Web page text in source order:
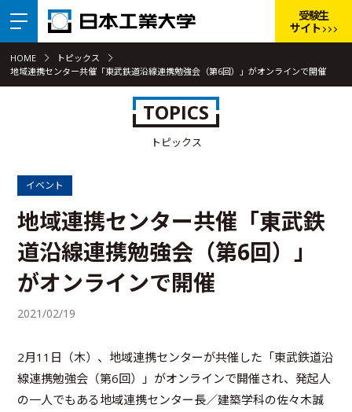
受験生
サイト
HOME
トピックス
地域連携センター共催「東武鉄道沿線連携勉強会（第6回）」がオンラインで開催
TOPICS
トピックス
イベント
地域連携センター共催「東武鉄
道沿線連携勉強会（第6回）」
がオンラインで開催
2021/02/19
2月11日（木）、地域連携センターが共催した「東武鉄道沿
線連携勉強会（第6回）」がオンラインで開催され、発起人
の一人でもある地域連携センター長／建築学科の佐々木誠